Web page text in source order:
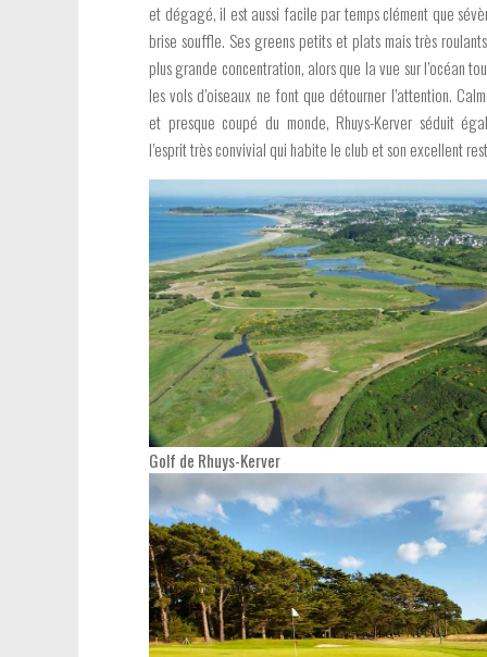
et dégagé, il est aussi facile par temps clément que
brise souffle. Ses greens petits et plats mais très
plus grande concentration, alors que la vue sur l’océan
les vols d’oiseaux ne font que détourner l’attention.
et presque coupé du monde, Rhuys-Kerver séduit
l’esprit très convivial qui habite le club et son excellent
Golf de Rhuys-Kerver